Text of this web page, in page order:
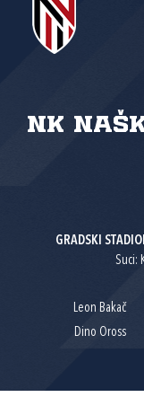
NK
GRADSKI
Suci:
Leon Bakač
Dino Oross